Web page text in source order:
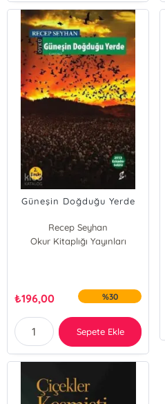
Güneşin Doğduğu Yerde
Recep Seyhan
Okur Kitaplığı Yayınları
₺196,00 %30
Sepete Ekle